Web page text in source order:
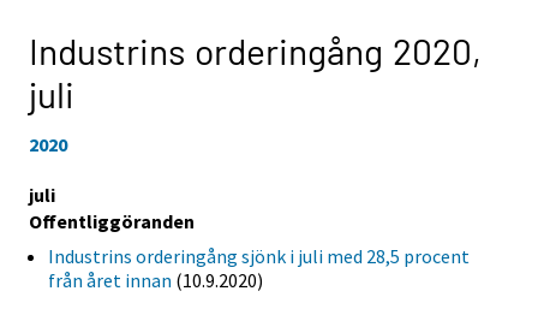
Industrins orderingång 2020,
juli
2020
juli
Offentliggöranden
Industrins orderingång sjönk i juli med 28,5 procent
från året innan (10.9.2020)